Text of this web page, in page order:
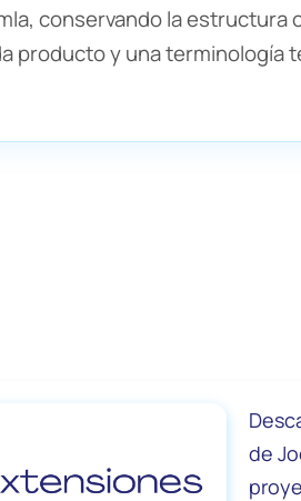
conservando la estructura
producto y una terminología
de